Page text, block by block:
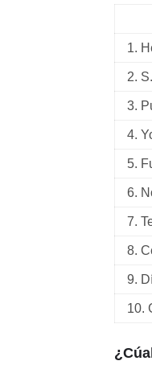
1.
2.
3.
4.
5.
6.
7.
8.
9.
10.